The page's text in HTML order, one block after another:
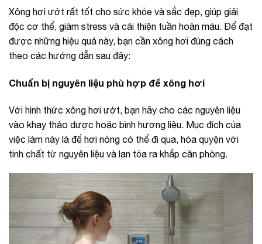
Xông hơi ướt rất tốt cho sức khỏe và sắc đẹp, giúp giải
độc cơ thể, giàm stress và cải thiện tuần hoàn máu. Để đạt
được những hiệu quả này, bạn cần xông hơi đúng cách
theo các hướng dẫn sau đây:
Chuẩn bị nguyên liệu phù hợp để xông hơi
Với hình thức xông hơi ướt, bạn hãy cho các nguyên liệu
vào khay thảo dược hoặc bình hương liệu. Mục đích của
việc làm này là để hơi nóng có thể đi qua, hòa quyện với
tinh chất từ nguyên liệu và lan tỏa ra khắp căn phòng.